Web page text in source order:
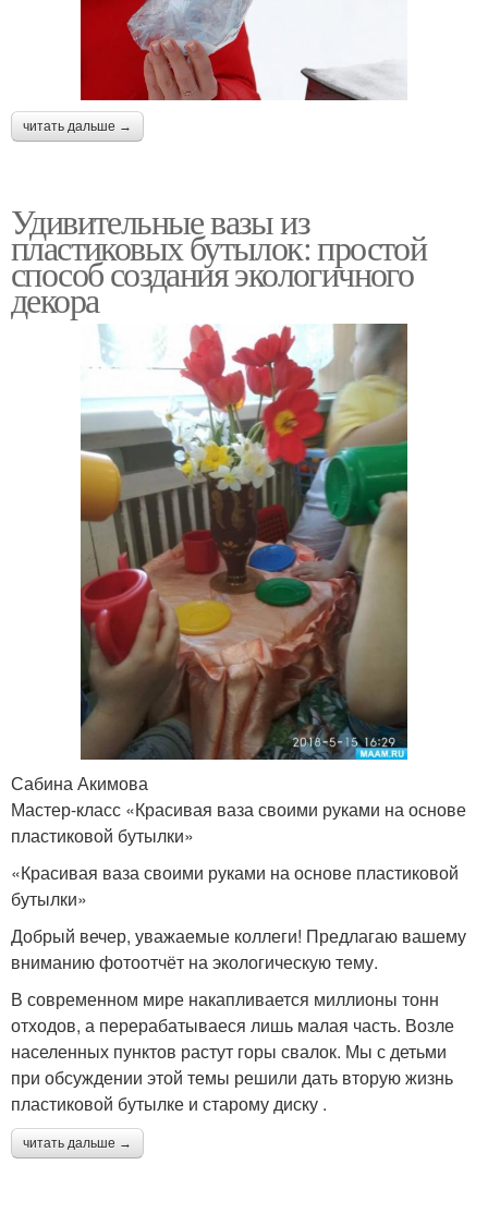
читать дальше →
Удивительные вазы из
пластиковых бутылок: простой
способ создания экологичного
декора
Сабина Акимова
Мастер-класс «Красивая ваза своими руками на основе
пластиковой бутылки»
«Красивая ваза своими руками на основе пластиковой
бутылки»
Добрый вечер, уважаемые коллеги! Предлагаю вашему
вниманию фотоотчёт на экологическую тему.
В современном мире накапливается миллионы тонн
отходов, а перерабатываеся лишь малая часть. Возле
населенных пунктов растут горы свалок. Мы с детьми
при обсуждении этой темы решили дать вторую жизнь
пластиковой бутылке и старому диску .
читать дальше →